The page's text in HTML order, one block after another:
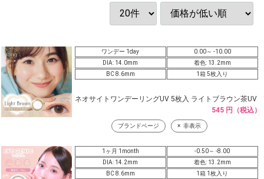
ワンデー 1day
0.00～ -10.00
DIA: 14.0mm
着色: 13.2mm
BC 8.6mm
1箱 5枚入り
ネオサイトワンデーリングUV 5枚入 ライトブラウン茶UV
545 円（税込）
ブランドページ 非表示
1ヶ月 1month
-0.50～ -8.00
DIA: 14.2mm
着色: 13.2mm
BC 8.6mm
1箱 1枚入り